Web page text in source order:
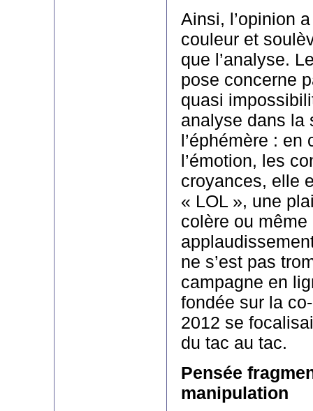
Ainsi, l’opinion
couleur et
que l’analyse.
pose concerne
quasi
analyse dans la
l’éphémère : en
l’émotion, les
croyances, elle
« LOL », une
colère ou même
ne s’est pas
campagne en
fondée sur la
2012 se
du tac au tac.
Pensée
manipulation